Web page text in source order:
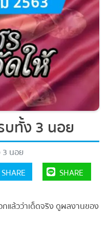
บทั้ง 3 นอย
นอย
SHARE SHARE
กแล้วว่าเด็ดจริง ดูผลงานของ